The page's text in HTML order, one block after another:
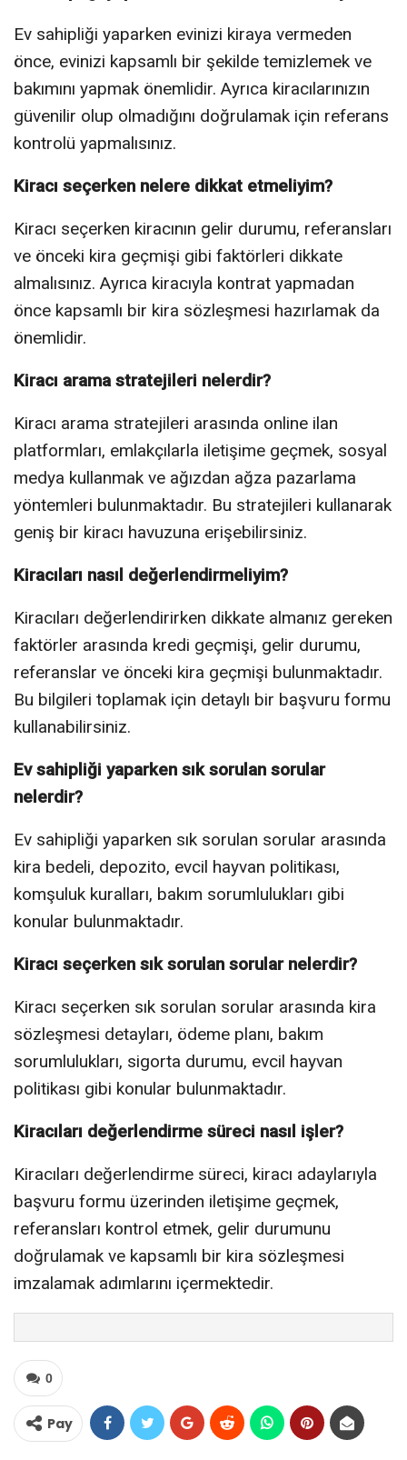
Ev sahipliği yaparken evinizi kiraya vermeden
önce, evinizi kapsamlı bir şekilde temizlemek ve
bakımını yapmak önemlidir. Ayrıca kiracılarınızın
güvenilir olup olmadığını doğrulamak için referans
kontrolü yapmalısınız.
Kiracı seçerken nelere dikkat etmeliyim?
Kiracı seçerken kiracının gelir durumu, referansları
ve önceki kira geçmişi gibi faktörleri dikkate
almalısınız. Ayrıca kiracıyla kontrat yapmadan
önce kapsamlı bir kira sözleşmesi hazırlamak da
önemlidir.
Kiracı arama stratejileri nelerdir?
Kiracı arama stratejileri arasında online ilan
platformları, emlakçılarla iletişime geçmek, sosyal
medya kullanmak ve ağızdan ağza pazarlama
yöntemleri bulunmaktadır. Bu stratejileri kullanarak
geniş bir kiracı havuzuna erişebilirsiniz.
Kiracıları nasıl değerlendirmeliyim?
Kiracıları değerlendirirken dikkate almanız gereken
faktörler arasında kredi geçmişi, gelir durumu,
referanslar ve önceki kira geçmişi bulunmaktadır.
Bu bilgileri toplamak için detaylı bir başvuru formu
kullanabilirsiniz.
Ev sahipliği yaparken sık sorulan sorular
nelerdir?
Ev sahipliği yaparken sık sorulan sorular arasında
kira bedeli, depozito, evcil hayvan politikası,
komşuluk kuralları, bakım sorumlulukları gibi
konular bulunmaktadır.
Kiracı seçerken sık sorulan sorular nelerdir?
Kiracı seçerken sık sorulan sorular arasında kira
sözleşmesi detayları, ödeme planı, bakım
sorumlulukları, sigorta durumu, evcil hayvan
politikası gibi konular bulunmaktadır.
Kiracıları değerlendirme süreci nasıl işler?
Kiracıları değerlendirme süreci, kiracı adaylarıyla
başvuru formu üzerinden iletişime geçmek,
referansları kontrol etmek, gelir durumunu
doğrulamak ve kapsamlı bir kira sözleşmesi
imzalamak adımlarını içermektedir.
0
Pay